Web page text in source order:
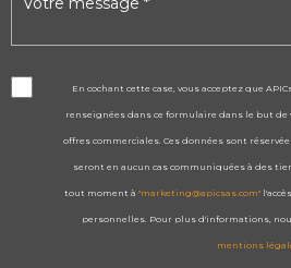
En cochant cette case, vous acceptez que
renseignées dans ce formulaire dans le but
offres commerciales. Ces données sont
seront en aucun cas communiquées à des
tout moment à"marketing@apicsas.com"
personnelles. Pour plus d'informations,
mentions